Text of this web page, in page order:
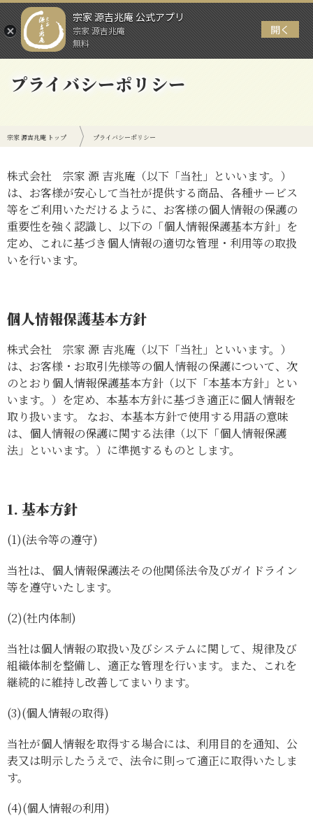
宗家 源吉兆庵 公式アプリ
宗家 源吉兆庵
無料
開く
メニュー
プライバシーポリシー
宗家 源吉兆庵 トップ プライバシーポリシー
株式会社 宗家 源 吉兆庵（以下「当社」といいます。）
は、お客様が安心して当社が提供する商品、各種サービス
等をご利用いただけるように、お客様の個人情報の保護の
重要性を強く認識し、以下の「個人情報保護基本方針」を
定め、これに基づき個人情報の適切な管理・利用等の取扱
いを行います。
個人情報保護基本方針
株式会社 宗家 源 吉兆庵（以下「当社」といいます。）
は、お客様・お取引先様等の個人情報の保護について、次
のとおり個人情報保護基本方針（以下「本基本方針」とい
います。）を定め、本基本方針に基づき適正に個人情報を
取り扱います。 なお、本基本方針で使用する用語の意味
は、個人情報の保護に関する法律（以下「個人情報保護
法」といいます。）に準拠するものとします。
1. 基本方針
(1)(法令等の遵守)
当社は、個人情報保護法その他関係法令及びガイドライン
等を遵守いたします。
(2)(社内体制)
当社は個人情報の取扱い及びシステムに関して、規律及び
組織体制を整備し、適正な管理を行います。また、これを
継続的に維持し改善してまいります。
(3)(個人情報の取得)
当社が個人情報を取得する場合には、利用目的を通知、公
表又は明示したうえで、法令に則って適正に取得いたしま
す。
(4)(個人情報の利用)